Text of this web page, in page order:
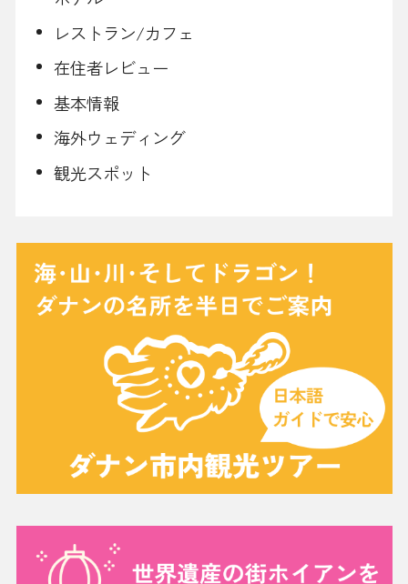
レストラン/カフェ
在住者レビュー
基本情報
海外ウェディング
観光スポット